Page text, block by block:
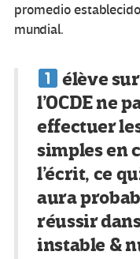
promedio
mundial.
élève sur
l’OCDE ne
effectuer
simples en
l’écrit, ce
aura
réussir
instable &